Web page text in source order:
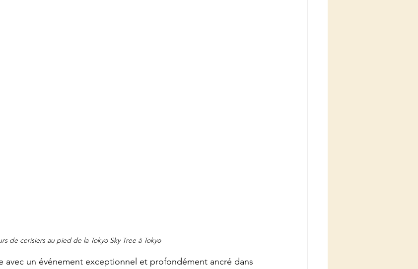
de cerisiers au pied de la Tokyo Sky Tree à Tokyo
avec un événement exceptionnel et profondément ancré dans